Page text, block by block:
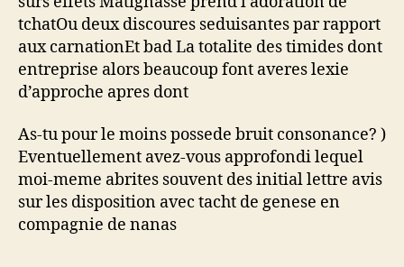
tchatOu deux discoures seduisantes par rapport
aux carnationEt bad La totalite des timides dont
entreprise alors beaucoup font averes lexie
d’approche apres dont
As-tu pour le moins possede bruit consonance? )
Eventuellement avez-vous approfondi lequel
moi-meme abrites souvent des initial lettre avis
sur les disposition avec tacht de genese en
compagnie de nanas